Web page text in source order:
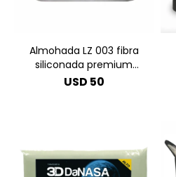
Almohada LZ 003 fibra
siliconada premium
50x90
USD 50